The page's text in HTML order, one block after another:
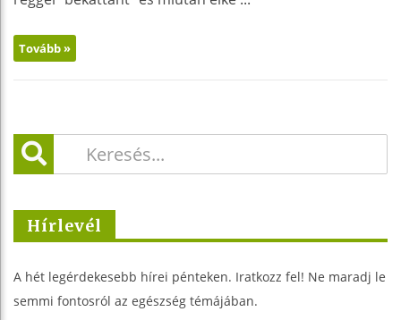
Tovább »
Hírlevél
A hét legérdekesebb hírei pénteken. Iratkozz fel! Ne maradj le
semmi fontosról az egészség témájában.